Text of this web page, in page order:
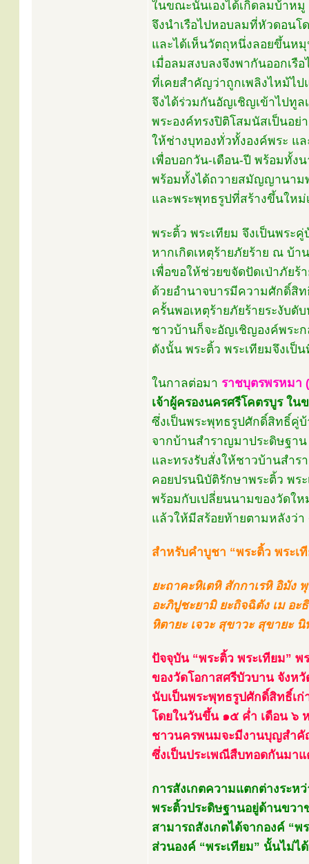
ในขณะนั้นเองได้เกิดลมบ้าห
จึงนำเรือไปหอบลมที่หัวดอนโ
และได้เห็นวัตถุหนึ่งลอยขึ้นห
เมื่อลมสงบลงจึงพากันออกเ
ที่เคยสำคัญว่าถูกเพลิงไหม้ไ
จึงได้ร่วมกันอัญเชิญเข้าไปทูล
พระองค์ทรงปิติโสมนัสเป็นอ
ให้ช่างบุทองทั่วทั้งองค์พระ แ
เพื่อบอกวัน-เดือน-ปี พร้อมทั้ง
พร้อมทั้งได้ถวายสมัญญานาม
และพระพุทธรูปที่สร้างขึ้นให
พระติ้ว พระเทียม จึงเป็นพระ
หากเกิดเหตุร้ายภัยร้าย ณ บ้า
เพื่อขอให้ช่วยขจัดปัดเป่าภัยร้
ด้วยอำนาจบารมีความศักดิ์สิท
ครั้นพอเหตุร้ายภัยร้ายระงับดั
ชาวบ้านก็จะอัญเชิญองค์พระ
ดังนั้น พระติ้ว พระเทียมจึงเป็
ในกาลต่อมา ราชบุตรพรหมา
เจ้าผู้ครองนครศรีโคตรบูร ใ
ซึ่งเป็นพระพุทธรูปศักดิ์สิทธิ์คู่
จากบ้านสำราญมาประดิษฐา
และทรงรับสั่งให้ชาวบ้านสำร
คอยปรนนิบัติรักษาพระติ้ว พร
พร้อมกับเปลี่ยนนามของวัดให
แล้วให้มีสร้อยท้ายตามหลังว่
สำหรับคำบูชา “พระติ้ว พระเ
ยะถาคะหิเตหิ สักกาเรหิ อิมัง
อะภิปูชะยามิ ยะถิจฉิตัง เม อะ
หิตายะ เจวะ สุขาวะ สุขายะ
ปัจจุบัน “พระติ้ว พระเทียม”
ของวัดโอกาสศรีบัวบาน จังห
นับเป็นพระพุทธรูปศักดิ์สิทธิ์เ
โดยในวันขึ้น ๑๕ ค่ำ เดือน ๖
ชาวนครพนมจะมีงานบุญสำคั
ซึ่งเป็นประเพณีสืบทอดกันมา
การสังเกตความแตกต่างระห
พระติ้วประดิษฐานอยู่ด้านขว
สามารถสังเกตได้จากองค์ “
ส่วนองค์ “พระเทียม” นั้นไม่